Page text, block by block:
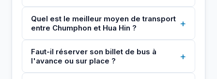
Quel est le meilleur moyen de transport
entre Chumphon et Hua Hin ?
+
Faut-il réserver son billet de bus à
l'avance ou sur place ?
+